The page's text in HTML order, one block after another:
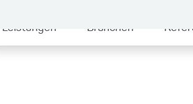
Leistungen Branchen